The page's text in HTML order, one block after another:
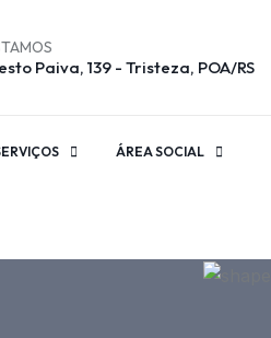
Paiva, 139 - Tristeza, POA/RS
ÁREA SOCIAL